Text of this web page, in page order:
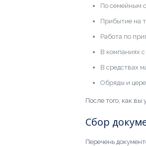
По семейным
Прибытие на
Работа по
В компаниях
В средствах
Обряды и
После того, как
Сбор
Перечень